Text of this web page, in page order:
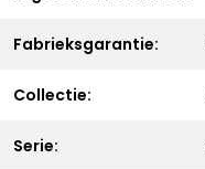
Fabrieksgarantie:
Collectie:
Serie: